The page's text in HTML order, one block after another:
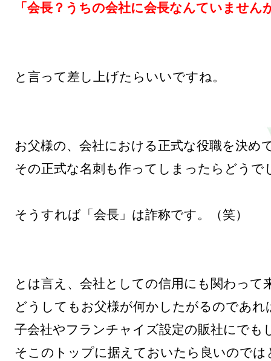
「会長？うちの会社に会長なんていません
と言って差し上げたらいいですね。
お父様の、会社における正式な役職を決め
その正式な名刺も作ってしまったらどうで
そうすれば「会長」は詐称です。（笑）
とは言え、会社としての信用にも関わって
どうしてもお父様が何かしたがるのであれ
子会社やフランチャイズ設定の販社にでも
そこのトップに据えておいたら良いのでは